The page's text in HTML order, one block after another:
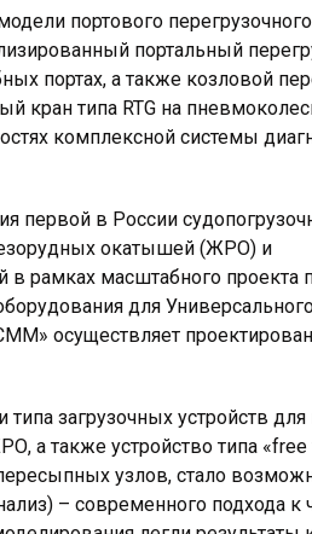
портового
портальный
портах, а также козловой
кран типа RTG на
комплексной системы
первой в России
окатышей (ЖРО) и
рамках масштабного проекта
для
осуществляет
загрузочных устройств для
а также устройство типа
узлов, стало
– современного подхода к